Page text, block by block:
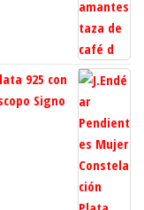
925 con
Signo